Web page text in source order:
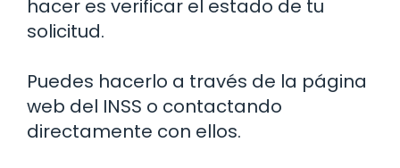
hacer es verificar el estado de tu
solicitud.
Puedes hacerlo a través de la página
web del INSS o contactando
directamente con ellos.